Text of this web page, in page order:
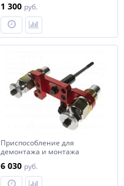
1 300 руб.
Приспособление для
демонтажа и монтажа
6 030 руб.